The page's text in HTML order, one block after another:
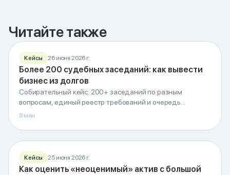
Читайте также
200+ заседаний:
бизнес без долгов
G-Invest · Блог
Кейсы 26 июня 2026 г.
Более 200 судебных заседаний: как вывести
бизнес из долгов
Собирательный кейс: 200+ заседаний по разным
вопросам, единый реестр требований и очередь
процессов вывели компанию из долговой нагрузки.
8 мин
КЕЙС · ОЦЕНКА АКТИВА
Кейсы 25 июня 2026 г.
Как оценить «неоценимый» актив с большой